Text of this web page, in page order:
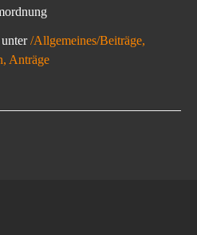
/Allgemeines/Beiträge,
Anträge